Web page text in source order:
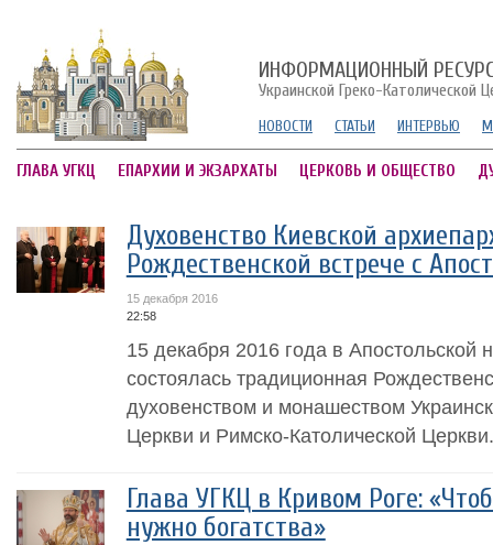
ИНФОРМАЦИОННЫЙ
Украинской Греко-Католической
НОВОСТИ СТАТЬИ ИНТЕРВЬЮ
ГЛАВА УГКЦ ЕПАРХИИ И ЭКЗАРХАТЫ ЦЕРКОВЬ И ОБЩЕСТВО
Духовенство Киевской
Рождественской встрече с
15 декабря 2016
22:58
15 декабря 2016 года в Апостольской
состоялась традиционная
духовенством и монашеством
Церкви и Римско-Католической Церкви.
Глава УГКЦ в Кривом Роге:
нужно богатства»